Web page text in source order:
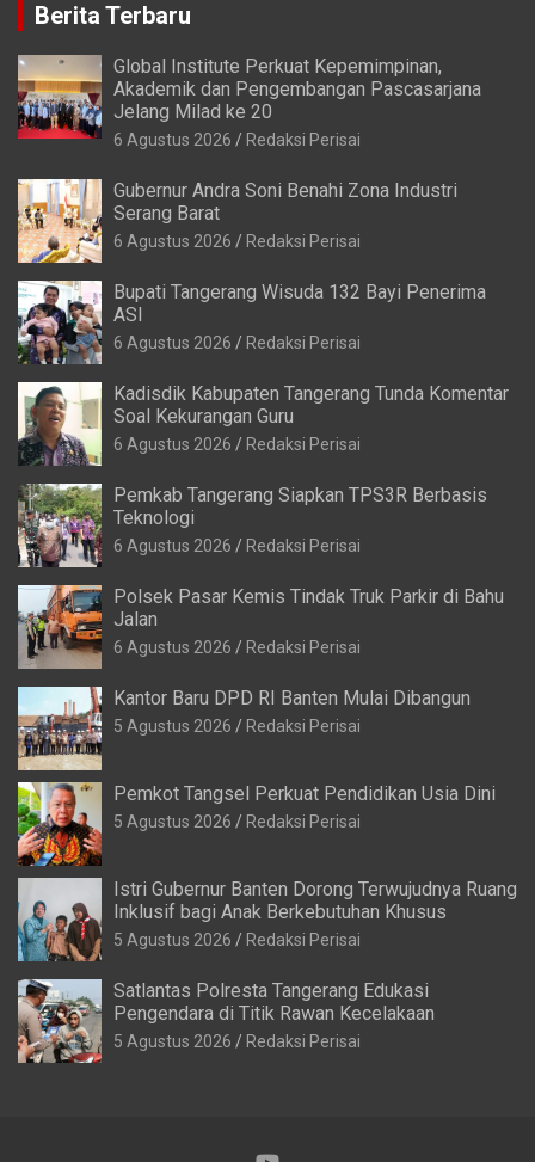
Berita Terbaru
Global Institute Perkuat Kepemimpinan,
Akademik dan Pengembangan Pascasarjana
Jelang Milad ke 20
6 Agustus 2026 Redaksi Perisai
Gubernur Andra Soni Benahi Zona Industri
Serang Barat
6 Agustus 2026 Redaksi Perisai
Bupati Tangerang Wisuda 132 Bayi Penerima
ASI
6 Agustus 2026 Redaksi Perisai
Kadisdik Kabupaten Tangerang Tunda Komentar
Soal Kekurangan Guru
6 Agustus 2026 Redaksi Perisai
Pemkab Tangerang Siapkan TPS3R Berbasis
Teknologi
6 Agustus 2026 Redaksi Perisai
Polsek Pasar Kemis Tindak Truk Parkir di Bahu
Jalan
6 Agustus 2026 Redaksi Perisai
Kantor Baru DPD RI Banten Mulai Dibangun
5 Agustus 2026 Redaksi Perisai
Pemkot Tangsel Perkuat Pendidikan Usia Dini
5 Agustus 2026 Redaksi Perisai
Istri Gubernur Banten Dorong Terwujudnya Ruang
Inklusif bagi Anak Berkebutuhan Khusus
5 Agustus 2026 Redaksi Perisai
Satlantas Polresta Tangerang Edukasi
Pengendara di Titik Rawan Kecelakaan
5 Agustus 2026 Redaksi Perisai